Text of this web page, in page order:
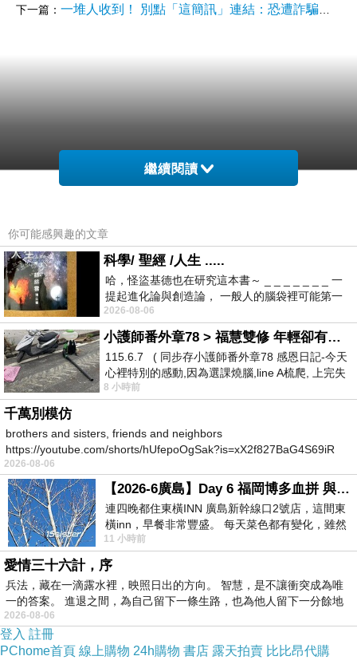
下一篇： 一堆人收到！ 別點「這簡訊」連結：恐遭詐騙、個資外洩
繼續閱讀
你可能感興趣的文章
科學/ 聖經 /人生 .....
哈，怪盜基德也在研究這本書～ _ _ _ _ _ _ _ 一
提起進化論與創造論， 一般人的腦袋裡可能第一
時間就有「 進化論很科
2026-08-06
小護師番外章78 > 福慧雙修 年輕卻有個老靈魂 ㄑ金剛經〉podcast
115.6.7 ( 同步存小護師番外章78 感恩日記-今天
心裡特別的感動,因為選課燒腦,line A梳爬, 上完失
智課的她,特來傾
8 小時前
千萬別模仿
brothers and sisters, friends and neighbors
https://youtube.com/shorts/hUfepoOgSak?is=xX2f827BaG4S69iR
https
2026-08-06
【2026-6廣島】Day 6 福岡博多血拼 與機場接送少年司機深夜對談
連四晚都住東橫INN 廣島新幹線口2號店，這間東
橫inn，早餐非常豐盛。 每天菜色都有變化，雖然
看到工作人員拿出料理包加熱，但
11 小時前
愛情三十六計，序
兵法，藏在一滴露水裡，映照日出的方向。 智慧，是不讓衝突成為唯
一的答案。 進退之間，為自己留下一條生路，也為他人留下一分餘地
2026-08-06
登入 註冊
PChome首頁 線上購物 24h購物 書店 露天拍賣 比比昂代購